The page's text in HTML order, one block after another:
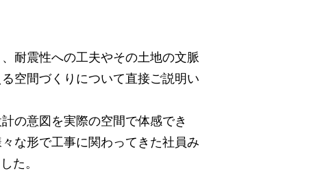
耐震性への工夫やその土地の文脈
空間づくりについて直接ご説明い
の意図を実際の空間で体感でき
な形で工事に関わってきた社員み
た。